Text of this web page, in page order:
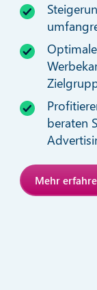
beraten
Mehr